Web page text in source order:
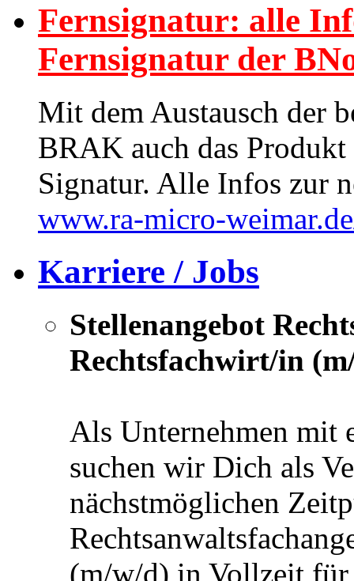
Fernsignatur: alle
Fernsignatur der
Mit dem Austausch der
BRAK auch das
Signatur. Alle Infos zur
www.ra-micro-
Karriere / Jobs
Stellenangebot
Rechtsfachwirt/in
Als Unternehmen mit
suchen wir Dich als
nächstmöglichen
(m/w/d) in Vollzeit für